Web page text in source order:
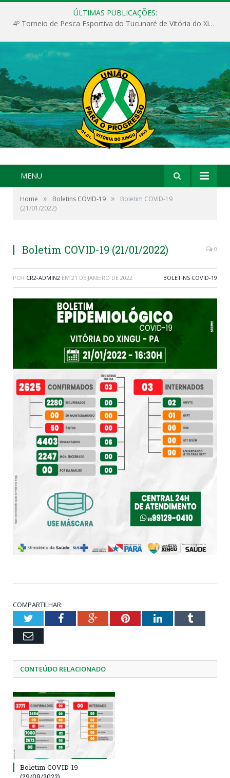
ÚLTIMAS PUBLICAÇÕES:
4º Torneio de Pesca Esportiva do Tucunaré de Vitória do Xingu
MENU
Home » Boletins COVID-19 »
Boletim COVID-19
(21/01/2022)
Boletim COVID-19 (21/01/2022) 0
POR CR2-ADMIN2 EM 21 DE JANEIRO DE 2022 BOLETINS COVID-19
COMPARTILHAR:
TwitterFacebookGoogle+PinterestLinkedInTumblr
Email
CONTEÚDO RELACIONADO
Boletim COVID-19